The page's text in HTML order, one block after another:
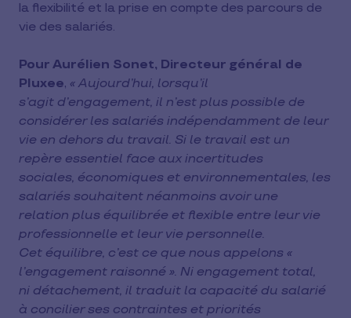
la flexibilité et la prise en compte des parcours de
vie des salariés.
Pour Aurélien Sonet, Directeur général de
Pluxee, « Aujourd’hui, lorsqu’il
s’agit d’engagement, il n’est plus possible de
considérer les salariés indépendamment de leur
vie en dehors du travail. Si le travail est un
repère essentiel face aux incertitudes
sociales, économiques et environnementales, les
salariés souhaitent néanmoins avoir une
relation plus équilibrée et flexible entre leur vie
professionnelle et leur vie personnelle.
Cet équilibre, c’est ce que nous appelons «
l’engagement raisonné ». Ni engagement total,
ni détachement, il traduit la capacité du salarié
à concilier ses contraintes et priorités